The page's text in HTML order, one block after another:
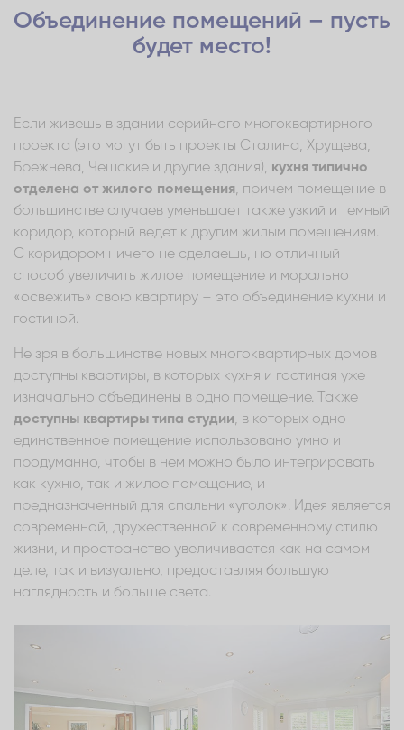
Объединение помещений – пусть
будет место!
Если живешь в здании серийного многоквартирного
проекта (это могут быть проекты Сталина, Хрущева,
Брежнева, Чешские и другие здания), кухня типично
отделена от жилого помещения, причем помещение в
большинстве случаев уменьшает также узкий и темный
коридор, который ведет к другим жилым помещениям.
С коридором ничего не сделаешь, но отличный
способ увеличить жилое помещение и морально
«освежить» свою квартиру – это объединение кухни и
гостиной.
Не зря в большинстве новых многоквартирных домов
доступны квартиры, в которых кухня и гостиная уже
изначально объединены в одно помещение. Также
доступны квартиры типа студии, в которых одно
единственное помещение использовано умно и
продуманно, чтобы в нем можно было интегрировать
как кухню, так и жилое помещение, и
предназначенный для спальни «уголок». Идея является
современной, дружественной к современному стилю
жизни, и пространство увеличивается как на самом
деле, так и визуально, предоставляя большую
наглядность и больше света.